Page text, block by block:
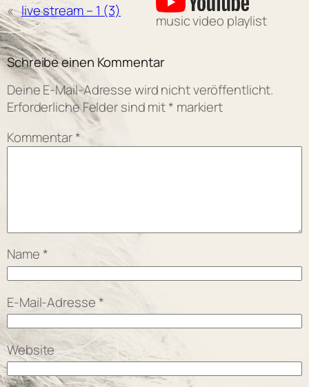
« live stream – 1 (3)
music video playlist
Schreibe einen Kommentar
Deine E-Mail-Adresse wird nicht veröffentlicht.
Erforderliche Felder sind mit* markiert
Kommentar*
Name *
E-Mail-Adresse*
Website